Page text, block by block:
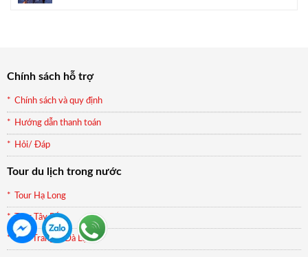
Chính sách hỗ trợ
Chính sách và quy định
Hướng dẫn thanh toán
Hỏi/ Đáp
Tour du lịch trong nước
Tour Hạ Long
Tour Tây Bắc
Nha Trang & Đà Lạt